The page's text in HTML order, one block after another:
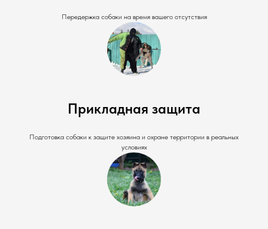
Передержка собаки на время вашего отсутствия
Прикладная защита
Подготовка собаки к защите хозяина и охране территории в реальных
условиях